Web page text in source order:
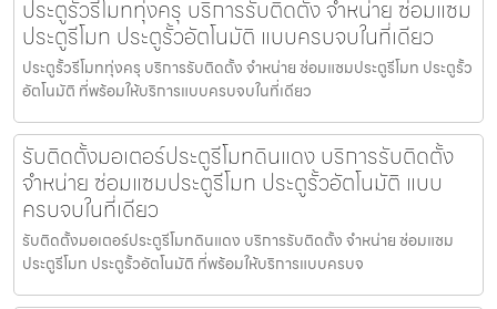
ประตูรั้วรีโมททุ่งครุ บริการรับติดตั้ง จำหน่าย ซ่อมแซม
ประตูรีโมท ประตูรั้วอัตโนมัติ แบบครบจบในที่เดียว
ประตูรั้วรีโมททุ่งครุ บริการรับติดตั้ง จำหน่าย ซ่อมแซมประตูรีโมท ประตูรั้ว
อัตโนมัติ ที่พร้อมให้บริการแบบครบจบในที่เดียว
รับติดตั้งมอเตอร์ประตูรีโมทดินแดง บริการรับติดตั้ง
จำหน่าย ซ่อมแซมประตูรีโมท ประตูรั้วอัตโนมัติ แบบ
ครบจบในที่เดียว
รับติดตั้งมอเตอร์ประตูรีโมทดินแดง บริการรับติดตั้ง จำหน่าย ซ่อมแซม
ประตูรีโมท ประตูรั้วอัตโนมัติ ที่พร้อมให้บริการแบบครบจ